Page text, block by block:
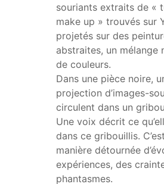
souriants extraits de «
make up » trouvés sur
projetés sur des
abstraites, un mélange
de couleurs.
Dans une pièce noire,
projection d’images-
circulent dans un
Une voix décrit ce
dans ce gribouillis.
manière détournée
expériences, des
phantasmes.